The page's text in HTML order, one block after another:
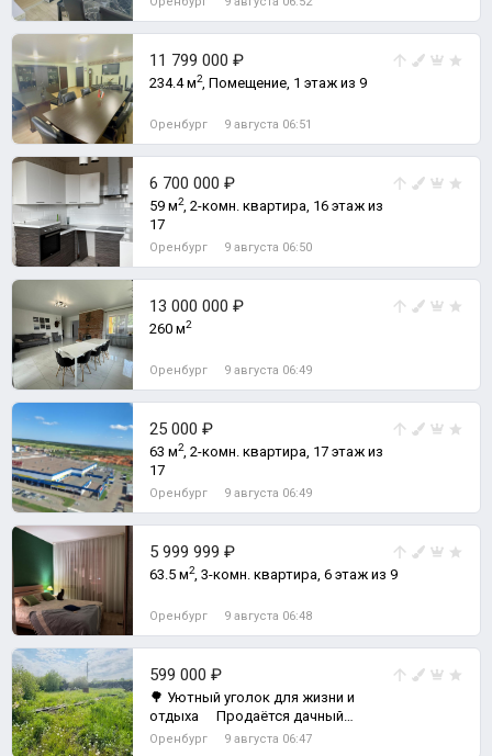
11 799 000 ₽
234.4 м2, Помещение, 1 этаж из 9
Оренбург 9 августа 06:51
6 700 000 ₽
59 м2, 2-комн. квартира, 16 этаж из
17
Оренбург 9 августа 06:50
13 000 000 ₽
260 м2
Оренбург 9 августа 06:49
25 000 ₽
63 м2, 2-комн. квартира, 17 этаж из
17
Оренбург 9 августа 06:49
5 999 999 ₽
63.5 м2, 3-комн. квартира, 6 этаж из 9
Оренбург 9 августа 06:48
599 000 ₽
🌳 Уютный уголок для жизни и
отдыха Продаётся дачный
участок с домиком 7,8 соток в СНТ
Оренбург 9 августа 06:47